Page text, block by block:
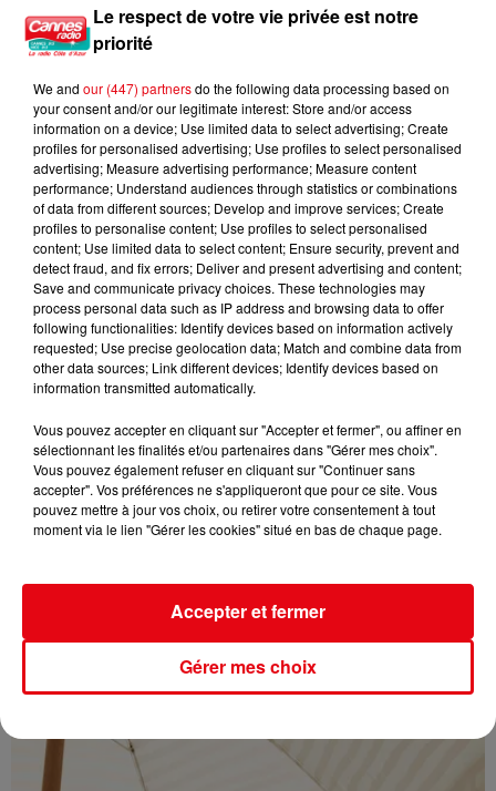
Éclipse solaire du 12 août : où l’observer entre Cannes et Nice et...
Le respect de votre vie privée est notre
priorité
We and our (447) partnersdo the following data processing based on
your consent and/or our legitimate interest: Store and/or access
information on a device; Use limited data to select advertising; Create
profiles for personalised advertising; Use profiles to select personalised
advertising; Measure advertising performance; Measure content
performance; Understand audiences through statistics or combinations
of data from different sources; Develop and improve services; Create
profiles to personalise content; Use profiles to select personalised
content; Use limited data to select content; Ensure security, prevent and
detect fraud, and fix errors; Deliver and present advertising and content;
Save and communicate privacy choices. These technologies may
process personal data such as IP address and browsing data to offer
following functionalities: Identify devices based on information actively
requested; Use precise geolocation data; Match and combine data from
other data sources; Link different devices; Identify devices based on
information transmitted automatically.
Vous pouvez accepter en cliquant sur "Accepter et fermer", ou affiner en
sélectionnant les finalités et/ou partenaires dans "Gérer mes choix".
Vous pouvez également refuser en cliquant sur "Continuer sans
accepter". Vos préférences ne s'appliqueront que pour ce site. Vous
pouvez mettre à jour vos choix, ou retirer votre consentement à tout
moment via le lien "Gérer les cookies" situé en bas de chaque page.
Gérer mes choix
Accepter et fermer